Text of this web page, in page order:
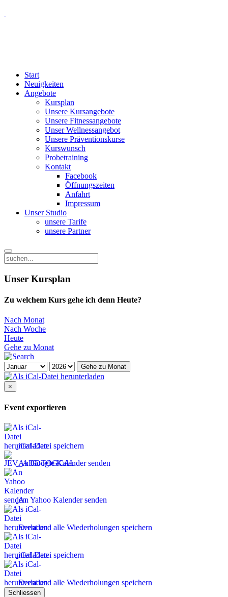
Start
Neuigkeiten
Angebote
Kursplan
Unsere Kursangebote
Unsere Fitnessangebote
Unser Wellnessangebot
Unsere Präventionskurse
Kurswunsch
Probetraining
Kontakt
Facebook
Öffnungszeiten
Anfahrt
Impressum
Unser Studio
unsere Tarife
unsere Partner
Unser Kursplan
Zu welchem Kurs gehe ich denn Heute?
Nach Monat
Nach Woche
Heute
Gehe zu Monat
Gehe zu Monat
×
Event exportieren
iCal-Datei speichern
An Google Kalender senden
An Yahoo Kalender senden
Event und alle Wiederholungen speichern
iCal-Datei speichern
Event und alle Wiederholungen speichern
Schliessen